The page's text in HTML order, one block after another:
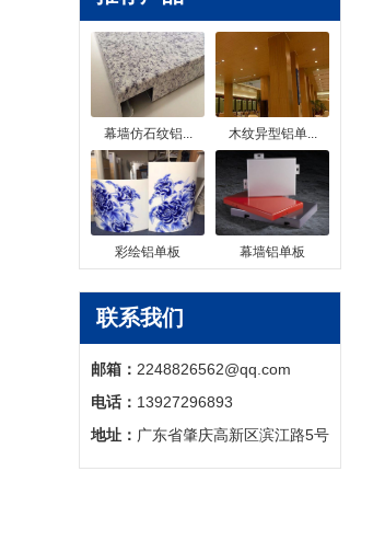
幕墙仿石纹铝... 木纹异型铝单...
彩绘铝单板 幕墙铝单板
联系我们
邮箱： 2248826562@qq.com
电话： 13927296893
地址： 广东省肇庆高新区滨江路5号